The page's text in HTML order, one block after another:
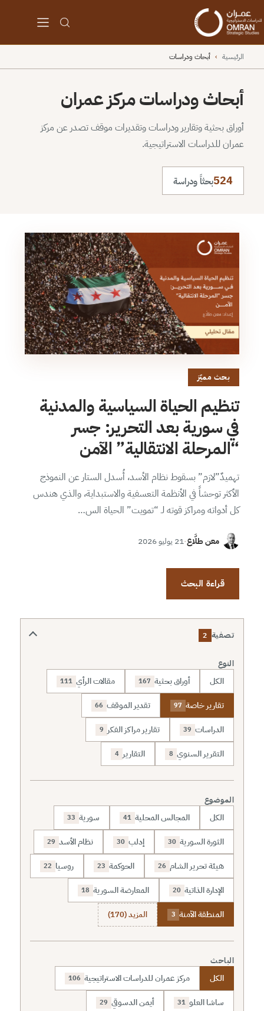
الرئيسية › أبحاث ودراسات
أبحاث ودراسات مركز عمران
أوراق بحثية وتقارير ودراسات وتقديرات موقف تصدر عن مركز
عمران للدراسات الاستراتيجية.
524بحثاً ودراسة
بحث مميّز
تنظيم الحياة السياسية والمدنية
في سورية بعد التحرير: جسر
“المرحلة الانتقالية” الآمن
تهميدٌ”لازم” بسقوط نظام الأسد، أُسدل الستار عن النموذج
الأكثر توحشاً في الأنظمة التعسفية والاستبداية، والذي هندس
كل أدواته ومراكز قوته لـ “تمويت” الحياة الس…
معن طلَّاع·21 يوليو 2026
قراءة البحث
تصفية 2
النوع
الكل أوراق بحثية 167 مقالات الرأي 111
تقارير خاصة 97 تقدير الموقف 66
الدراسات 39 تقارير مراكز الفكر 9
التقرير السنوي 8 التقارير 4
الموضوع
الكل المجالس المحلية 41 سورية 33
الثورة السورية 30 إدلب 30 نظام الأسد 29
هيئة تحرير الشام 26 الحوكمة 23 روسيا 22
الإدارة الذاتية 20 المعارضة السورية 18
المنطقة الآمنة 3 المزيد (170)
الباحث
الكل مركز عمران للدراسات الاستراتيجية 106
ساشا العلو 31 أيمن الدسوقي 29